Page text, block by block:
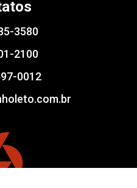
3580
2100
0012